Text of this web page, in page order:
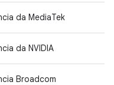
da MediaTek
da NVIDIA
Broadcom